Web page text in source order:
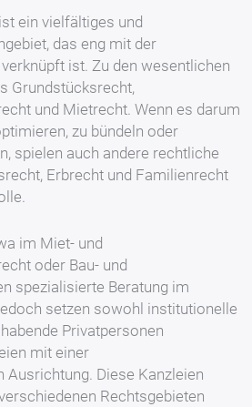
ein vielfältiges und
das eng mit der
ist. Zu den wesentlichen
Grundstücksrecht,
und Mietrecht. Wenn es darum
zu bündeln oder
spielen auch andere rechtliche
Erbrecht und Familienrecht
im Miet- und
oder Bau- und
spezialisierte Beratung im
setzen sowohl institutionelle
Privatpersonen
mit einer
Diese Kanzleien
Rechtsgebieten